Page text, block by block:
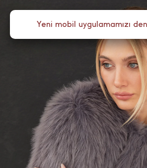
Menü
Yeni mobil uygulamamızı